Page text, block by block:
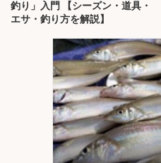
釣り」入門 【シーズン・道具・
エサ・釣り方を解説】